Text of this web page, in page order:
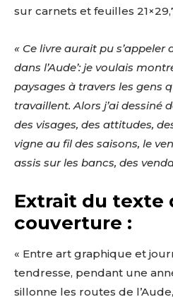
sur carnets et feuilles
« Ce livre aurait pu s’appeler
dans l’Aude’: je voulais
paysages à travers les gens
travaillent. Alors j’ai dessiné
des visages, des attitudes,
vigne au fil des saisons, le
assis sur les bancs, des
Extrait du texte
couverture :
« Entre art graphique et
tendresse, pendant une
sillonne les routes de